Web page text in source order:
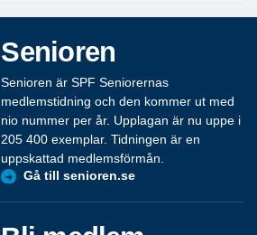
Senioren
Senioren är SPF Seniorernas
medlemstidning och den kommer ut med
nio nummer per år. Upplagan är nu uppe i
205 400 exemplar. Tidningen är en
uppskattad medlemsförmån.
Gå till senioren.se